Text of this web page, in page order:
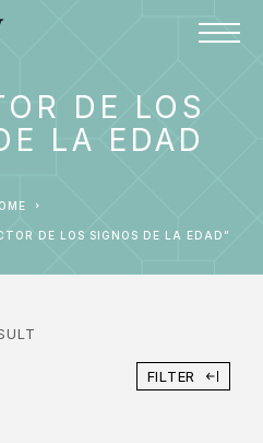
DE LOS
LA EDAD
HOME
DE LOS SIGNOS DE LA EDAD”
FILTER